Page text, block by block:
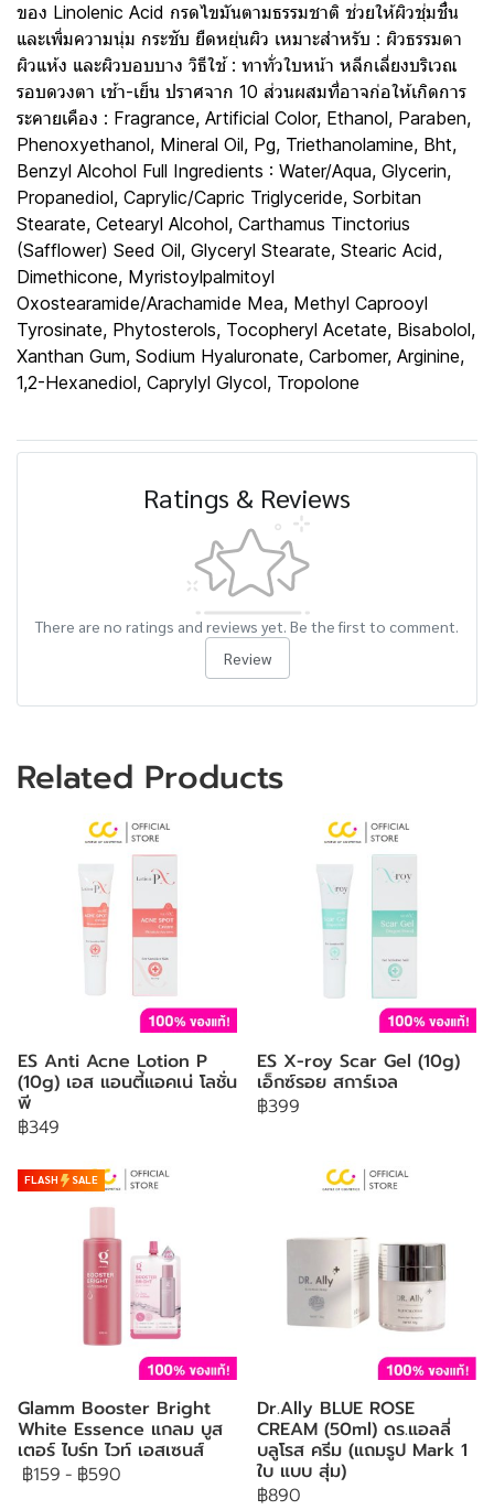
ของ Linolenic Acid กรดไขมันตามธรรมชาติ ช่วยให้ผิวชุ่มชื่น
และเพิ่มความนุ่ม กระชับ ยืดหยุ่นผิว เหมาะสำหรับ : ผิวธรรมดา
ผิวแห้ง และผิวบอบบาง วิธีใช้ : ทาทั่วใบหน้า หลีกเลี่ยงบริเวณ
รอบดวงตา เช้า-เย็น ปราศจาก 10 ส่วนผสมที่อาจก่อให้เกิดการ
ระคายเคือง : Fragrance, Artificial Color, Ethanol, Paraben,
Phenoxyethanol, Mineral Oil, Pg, Triethanolamine, Bht,
Benzyl Alcohol Full Ingredients : Water/Aqua, Glycerin,
Propanediol, Caprylic/Capric Triglyceride, Sorbitan
Stearate, Cetearyl Alcohol, Carthamus Tinctorius
(Safflower) Seed Oil, Glyceryl Stearate, Stearic Acid,
Dimethicone, Myristoylpalmitoyl
Oxostearamide/Arachamide Mea, Methyl Caprooyl
Tyrosinate, Phytosterols, Tocopheryl Acetate, Bisabolol,
Xanthan Gum, Sodium Hyaluronate, Carbomer, Arginine,
1,2-Hexanediol, Caprylyl Glycol, Tropolone
Ratings & Reviews
There are no ratings and reviews yet. Be the first to comment.
Review
Related Products
ES Anti Acne Lotion P
(10g) เอส แอนตี้แอคเน่ โลชั่น
พี
฿349
ES X-roy Scar Gel (10g)
เอ็กซ์รอย สการ์เจล
฿399
FLASH SALE
Glamm Booster Bright
White Essence แกลม บูส
เตอร์ ไบร์ท ไวท์ เอสเซนส์
฿159 - ฿590
Dr.Ally BLUE ROSE
CREAM (50ml) ดร.แอลลี่
บลูโรส ครีม (แถมรูป Mark 1
ใบ แบบ สุ่ม)
฿890